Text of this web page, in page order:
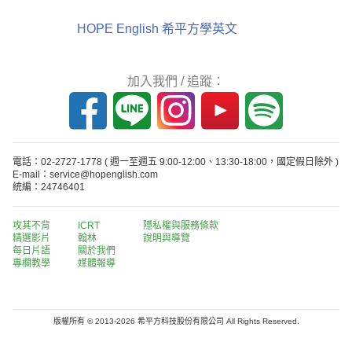
HOPE English 希平方學英文
加入我們 / 追蹤：
電話：02-2727-1778 ( 週一至週五 9:00-12:00、13:30-18:00，國定假日除外 )
E-mail：service@hopenglish.com
統編：24746401
攻其不背
精選影片
每日片語
專欄教學
ICRT
翰林
關於我們
媒體報導
隱私權與服務條款
說明與導覽
版權所有 © 2013-2026 希平方科技股份有限公司 All Rights Reserved.